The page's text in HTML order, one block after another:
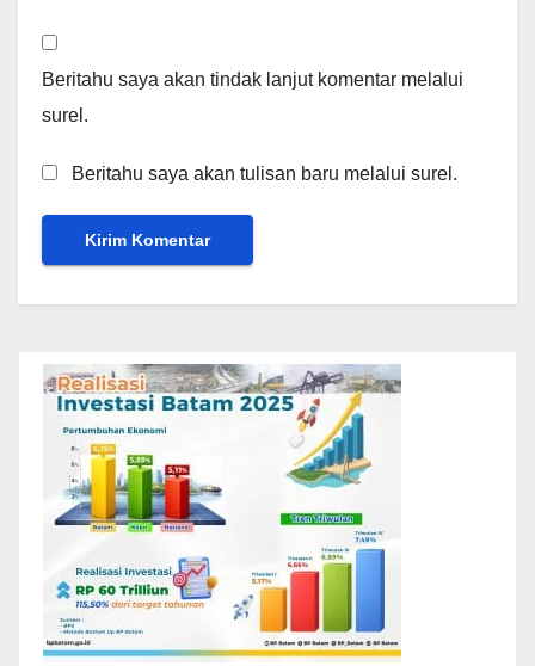
Beritahu saya akan tindak lanjut komentar melalui
surel.
Beritahu saya akan tulisan baru melalui surel.